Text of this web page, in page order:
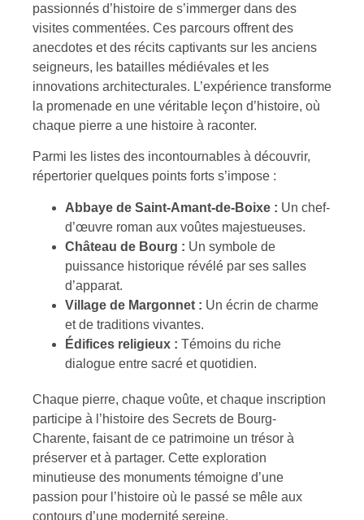
passionnés d’histoire de s’immerger dans des
visites commentées. Ces parcours offrent des
anecdotes et des récits captivants sur les anciens
seigneurs, les batailles médiévales et les
innovations architecturales. L’expérience transforme
la promenade en une véritable leçon d’histoire, où
chaque pierre a une histoire à raconter.
Parmi les listes des incontournables à découvrir,
répertorier quelques points forts s’impose :
Abbaye de Saint-Amant-de-Boixe : Un chef-
d’œuvre roman aux voûtes majestueuses.
Château de Bourg : Un symbole de
puissance historique révélé par ses salles
d’apparat.
Village de Margonnet : Un écrin de charme
et de traditions vivantes.
Édifices religieux : Témoins du riche
dialogue entre sacré et quotidien.
Chaque pierre, chaque voûte, et chaque inscription
participe à l’histoire des Secrets de Bourg-
Charente, faisant de ce patrimoine un trésor à
préserver et à partager. Cette exploration
minutieuse des monuments témoigne d’une
passion pour l’histoire où le passé se mêle aux
contours d’une modernité sereine.